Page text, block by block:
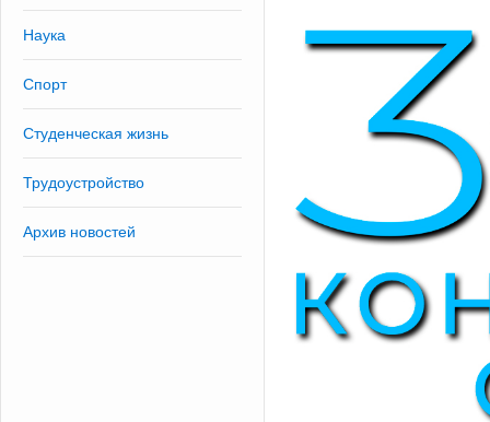
Наука
Спорт
Студенческая жизнь
Трудоустройство
Архив новостей